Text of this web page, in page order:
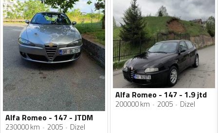
Alfa Romeo - 147 - JTDM
230000 km 2005 Dizel
Alfa Romeo - 147 - 1.9 jtd
200000 km 2005 Dizel